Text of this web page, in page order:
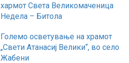
хармот Света Великомаченица
Недела – Битола
Големо осветување на храмот
„Свети Атанасиј Велики“, во село
Жабени